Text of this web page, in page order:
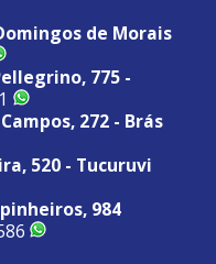
de Morais
775 -
272 - Brás
520 - Tucuruvi
984